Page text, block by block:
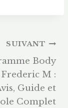
SUIVANT
Body
M :
Guide et
Complet